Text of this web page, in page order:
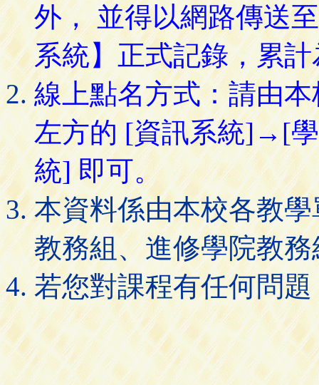
外， 並得以網路傳送
系統】正式記錄，累
線上點名方式：請由
左方的 [資訊系統]→[
統] 即可。
本資料係由本校各教
教務組、進修學院教
若您對課程有任何問